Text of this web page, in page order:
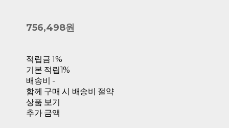
756,498원
적립금 1%
기본 적립1%
배송비 -
함께 구매 시 배송비 절약
상품 보기
추가 금액